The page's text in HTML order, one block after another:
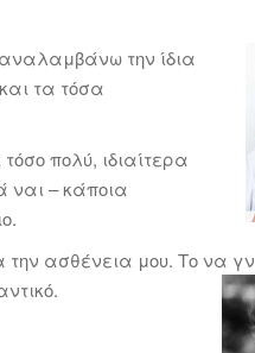
την ίδια
τα τόσα
πολύ, ιδιαίτερα
ναι – κάποια
ασθένεια μου. Το να